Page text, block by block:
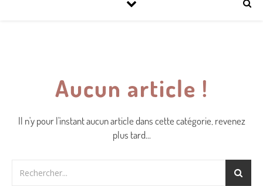
Aucun article !
Il n'y pour l'instant aucun article dans cette catégorie, revenez
plus tard...